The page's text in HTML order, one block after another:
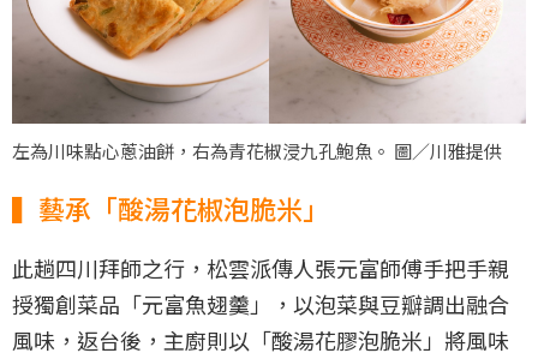
左為川味點心蔥油餅，右為青花椒浸九孔鮑魚。 圖／川雅提供
▍藝承「酸湯花椒泡脆米」
此趟四川拜師之行，松雲派傳人張元富師傅手把手親
授獨創菜品「元富魚翅羹」，以泡菜與豆瓣調出融合
風味，返台後，主廚則以「酸湯花膠泡脆米」將風味